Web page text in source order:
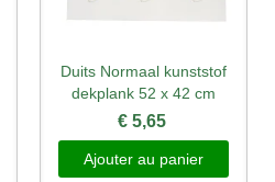
Duits Normaal kunststof
dekplank 52 x 42 cm
€ 5,65
Ajouter au panier